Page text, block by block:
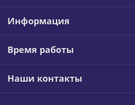
Информация
Время работы
Наши контакты